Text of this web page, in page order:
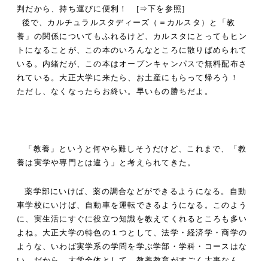
判だから、持ち運びに便利！ [⇒下を参照]
後で、カルチュラルスタディーズ（＝カルスタ）と「教
養」の関係についてもふれるけど、カルスタにとってもヒン
トになることが、この本のいろんなところに散りばめられて
いる。内緒だが、この本はオープンキャンパスで無料配布さ
れている。大正大学に来たら、お土産にもらって帰ろう！
ただし、なくなったらお終い。早いもの勝ちだよ。
「教養」というと何やら難しそうだけど、これまで、「教
養は実学や専門とは違う」と考えられてきた。
薬学部にいけば、薬の調合などができるようになる。自動
車学校にいけば、自動車を運転できるようになる。このよう
に、実生活にすぐに役立つ知識を教えてくれるところも多い
よね。大正大学の特色の１つとして、法学・経済学・商学の
ような、いわば実学系の学問を学ぶ学部・学科・コースはな